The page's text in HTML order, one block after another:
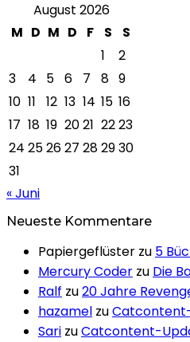
August 2026
M D M D F S
S
1
2
3
4 5 6 7 8 9
10 11 12 13 14 15 16
17 18 19 2021 2223
24 252627 282930
31
« Juni
Neueste Kommentare
Papiergeflüster zu 5
Mercury Coder zu Die
Ralf zu20 Jahre
hazamel zu
Sari zuCatcontent-